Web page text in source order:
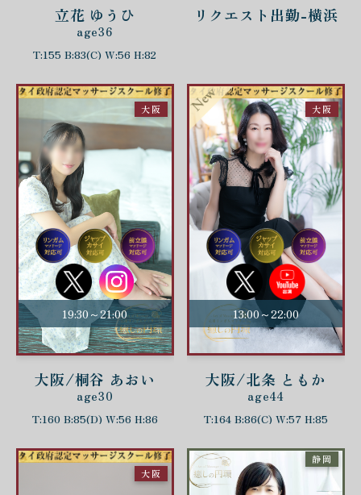
立花 ゆうひ
age36
T:155 B:83(C) W:56 H:82
リクエスト出勤-横浜
19:30～21:00
大阪/桐谷 あおい
age30
T:160 B:85(D) W:56 H:86
大阪
13:00～22:00
大阪/北条 ともか
age44
T:164 B:86(C) W:57 H:85
大阪
大阪
静岡